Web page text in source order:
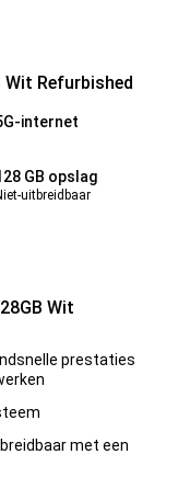
Wit Refurbished
internet
GB opslag
uitbreidbaar
Wit
prestaties
met een